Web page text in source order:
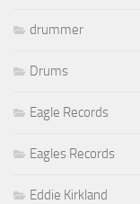
drummer
Drums
Eagle Records
Eagles Records
Eddie Kirkland